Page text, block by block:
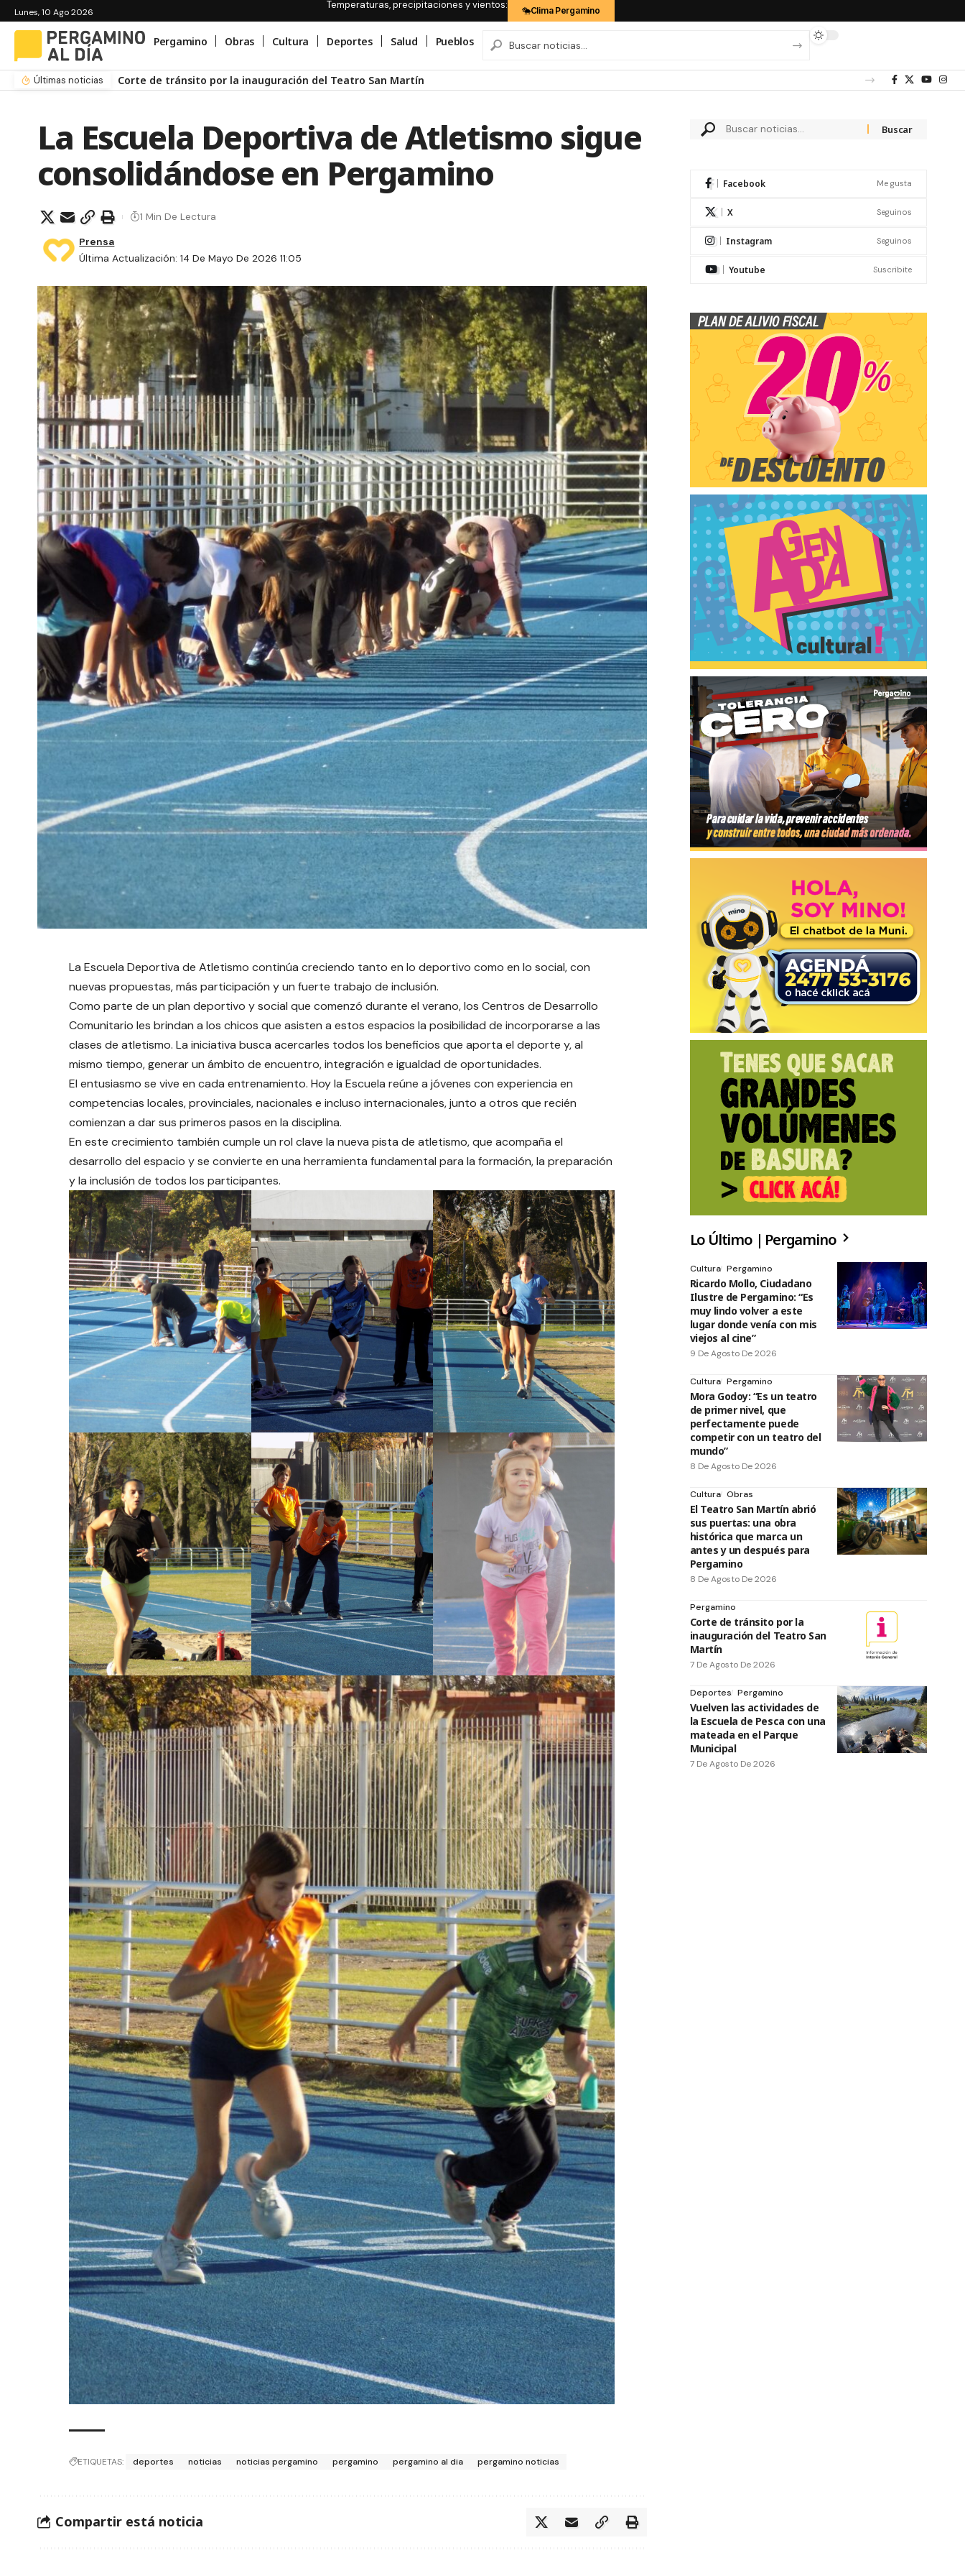
Lunes, 10 Ago 2026
Temperaturas, precipitaciones y vientos: Clima Pergamino
Pergamino Obras Cultura Deportes Salud Pueblos
Últimas noticias Corte de tránsito por la inauguración del Teatro San Martín
‍La Escuela Deportiva de Atletismo sigue
consolidándose en Pergamino
Última Actualización: 14 De Mayo De 2026 11:05
Prensa
1 Min De Lectura
La Escuela Deportiva de Atletismo continúa creciendo tanto en lo deportivo como en lo social, con
nuevas propuestas, más participación y un fuerte trabajo de inclusión.
Como parte de un plan deportivo y social que comenzó durante el verano, los Centros de Desarrollo
Comunitario les brindan a los chicos que asisten a estos espacios la posibilidad de incorporarse a las
clases de atletismo. La iniciativa busca acercarles todos los beneficios que aporta el deporte y, al
mismo tiempo, generar un ámbito de encuentro, integración e igualdad de oportunidades.
El entusiasmo se vive en cada entrenamiento. Hoy la Escuela reúne a jóvenes con experiencia en
competencias locales, provinciales, nacionales e incluso internacionales, junto a otros que recién
comienzan a dar sus primeros pasos en la disciplina.
En este crecimiento también cumple un rol clave la nueva pista de atletismo, que acompaña el
desarrollo del espacio y se convierte en una herramienta fundamental para la formación, la preparación
y la inclusión de todos los participantes.
ETIQUETAS: deportes noticias noticias pergamino pergamino pergamino al dia pergamino noticias
Compartir está noticia
Facebook Me gusta
X Seguinos
Instagram Seguinos
Youtube Suscribite
Lo Último | Pergamino
Cultura Pergamino
Ricardo Mollo, Ciudadano
Ilustre de Pergamino: “Es
muy lindo volver a este
lugar donde venía con mis
viejos al cine”
9 De Agosto De 2026
Cultura Pergamino
Mora Godoy: “Es un teatro
de primer nivel, que
perfectamente puede
competir con un teatro del
mundo”
8 De Agosto De 2026
Cultura Obras
El Teatro San Martín abrió
sus puertas: una obra
histórica que marca un
antes y un después para
Pergamino
8 De Agosto De 2026
Pergamino
Corte de tránsito por la
inauguración del Teatro San
Martín
7 De Agosto De 2026
Deportes Pergamino
Vuelven las actividades de
la Escuela de Pesca con una
mateada en el Parque
Municipal
7 De Agosto De 2026